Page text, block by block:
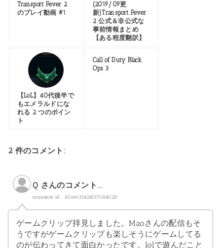
Transport Fever 2
のプレイ動画 #1
(2019/09更
新)Transport Fever
2 公式＆非公式な
事前情報まとめ
【ある程度翻訳】
【LoL】40代後半で
もエメラルドにな
れる 2 つのポイン
ト
Call of Duty Black
Ops 3
2 件のコメント:
Q さんのコメント...
comment id : 2069935424537084028
ゲームクリップ拝見しました。Maoさんの配信もそ
うですがゲームクリップも楽しそうにゲームしてる
のが伝わってきて面白かったです。lolで遊んだこと